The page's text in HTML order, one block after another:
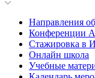
Направления
Стажировка
Онлайн школа
Учебные